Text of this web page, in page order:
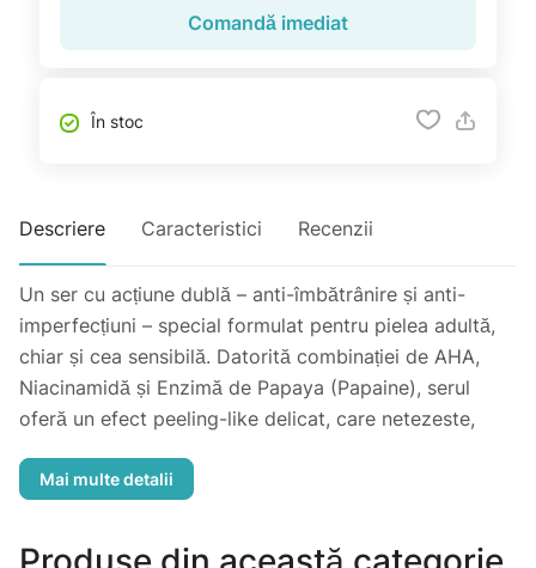
Comandă imediat
În stoc
Descriere Caracteristici Recenzii
Un ser cu acțiune dublă – anti-îmbătrânire și anti-
imperfecțiuni – special formulat pentru pielea adultă,
chiar și cea sensibilă. Datorită combinației de AHA,
Niacinamidă și Enzimă de Papaya (Papaine), serul
oferă un efect peeling-like delicat, care netezeste,
Complexul X-Biosebclear B3, cu acțiune
imperfecțiunile, curăță porii, reglează producția de